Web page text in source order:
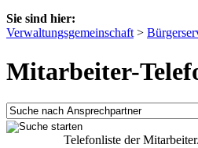
Sie sind hier:
Verwaltungsgemeinschaft >
Mitarbeiter-
Telefonliste der